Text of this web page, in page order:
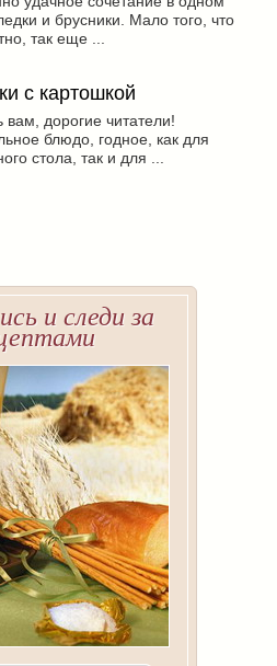
и брусники. Мало того, что
так еще ...
с картошкой
вам, дорогие читатели!
блюдо, годное, как для
стола, так и для ...
и следи за